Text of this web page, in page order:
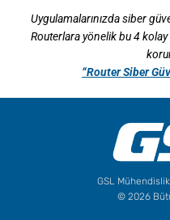
Uygulamalarınızda siber
​Routerlara yönelik bu 4 kolay
“Router Siber
GSL
© 2026